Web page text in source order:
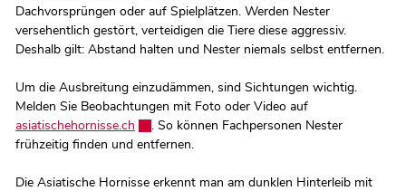
Dachvorsprüngen oder auf Spielplätzen. Werden Nester
versehentlich gestört, verteidigen die Tiere diese aggressiv.
Deshalb gilt: Abstand halten und Nester niemals selbst entfernen.
Um die Ausbreitung einzudämmen, sind Sichtungen wichtig.
Melden Sie Beobachtungen mit Foto oder Video auf
asiatischehornisse.ch Externer Link wird in einem neuen Fenster
. So können Fachpersonen Nester
frühzeitig finden und entfernen.
Die Asiatische Hornisse erkennt man am dunklen Hinterleib mit